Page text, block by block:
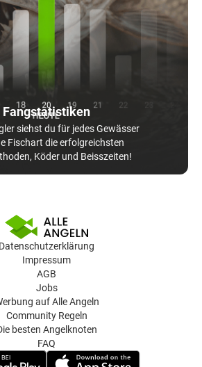
Fangstatistiken
siehst du für jedes Gewässer
Fischart die erfolgreichsten
Köder und Beisszeiten!
Datenschutzerklärung
Impressum
AGB
Jobs
auf Alle Angeln
Community Regeln
besten Angelknoten
FAQ